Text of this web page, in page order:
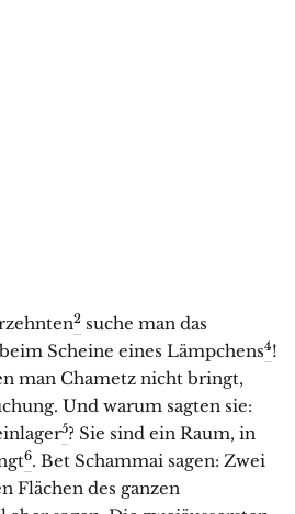
2 suche man das
beim Scheine eines Lämpchens4!
man Chametz nicht bringt,
Und warum sagten sie:
5? Sie sind ein Raum, in
6. Bet Schammai sagen: Zwei
Flächen des ganzen